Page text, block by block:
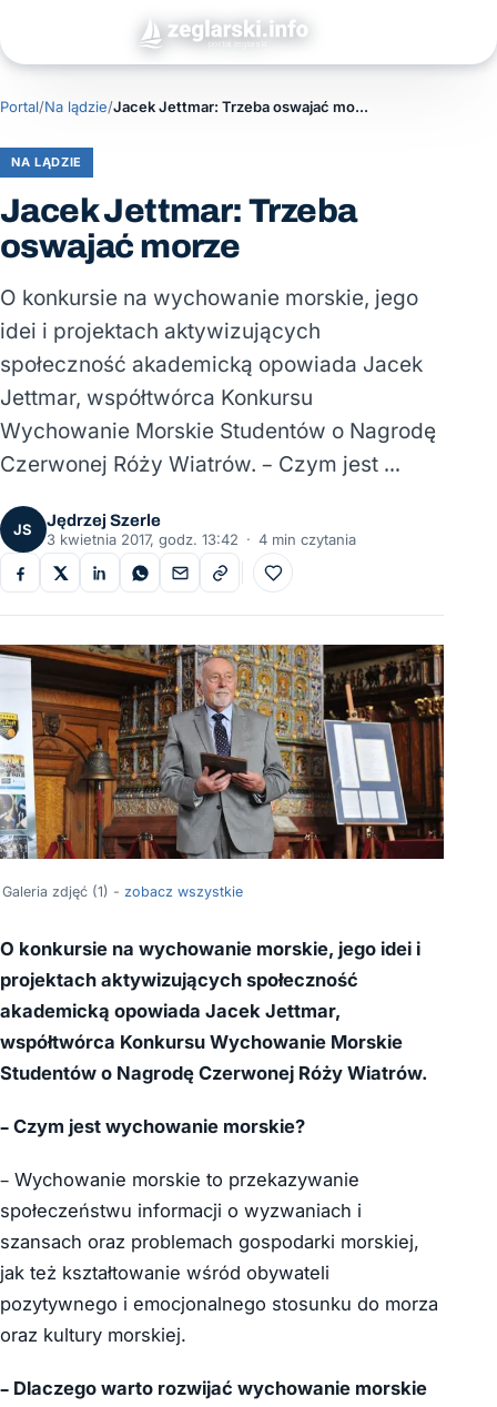
Portal/Na lądzie/ Jacek Jettmar: Trzeba oswajać morze
NA LĄDZIE
Jacek Jettmar: Trzeba
oswajać morze
O konkursie na wychowanie morskie, jego
idei i projektach aktywizujących
społeczność akademicką opowiada Jacek
Jettmar, współtwórca Konkursu
Wychowanie Morskie Studentów o Nagrodę
Czerwonej Róży Wiatrów. – Czym jest …
JS
Jędrzej Szerle
3 kwietnia 2017, godz. 13:42 · 4 min czytania
Do ulubionych
Galeria zdjęć (1) - zobacz wszystkie
O konkursie na wychowanie morskie, jego idei i
projektach aktywizujących społeczność
akademicką opowiada Jacek Jettmar,
współtwórca Konkursu Wychowanie Morskie
Studentów o Nagrodę Czerwonej Róży Wiatrów.
– Czym jest wychowanie morskie?
– Wychowanie morskie to przekazywanie
społeczeństwu informacji o wyzwaniach i
szansach oraz problemach gospodarki morskiej,
jak też kształtowanie wśród obywateli
pozytywnego i emocjonalnego stosunku do morza
oraz kultury morskiej.
– Dlaczego warto rozwijać wychowanie morskie